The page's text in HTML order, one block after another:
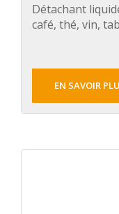
Détachant
café, thé, vin,
EN SAVOIR